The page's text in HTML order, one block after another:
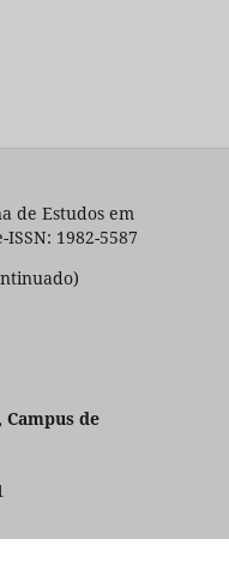
de Estudos em
1982-5587
Campus de